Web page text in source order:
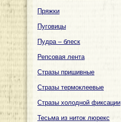
Пряжки
Пуговицы
Пудра – блеск
Репсовая лента
Стразы пришивные
Стразы термоклеевые
Стразы холодной фиксации
Тесьма из ниток люрекс